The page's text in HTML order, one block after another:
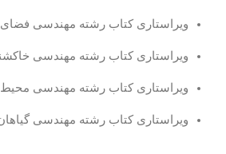
ویراستاری کتاب رشته مهندسی
ویراستاری کتاب رشته مهندسی
ویراستاری کتاب رشته مهندسی
ویراستاری کتاب رشته مهندسی